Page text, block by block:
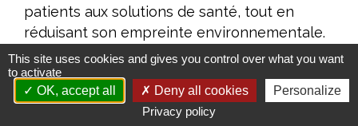
Vis-à-vis des patients
Notre responsabilité sociale et environnementale
Actualités du G5
patients aux solutions de santé, tout en
réduisant son empreinte environnementale.
© G5 santé
This site uses cookies and gives you control over what you want
to activate
OK, accept all
Deny all cookies
Personalize
Privacy policy